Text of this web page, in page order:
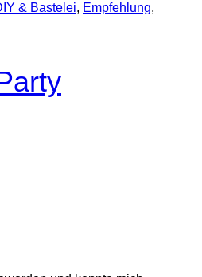
& Bastelei, Empfehlung,